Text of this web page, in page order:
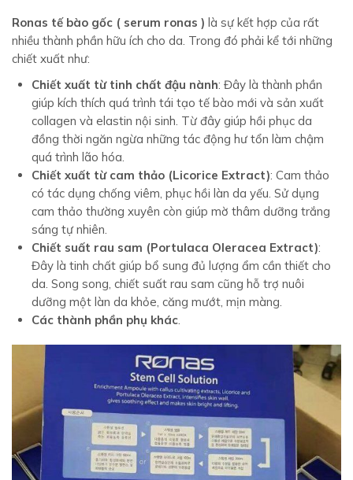
Ronas tế bào gốc ( serum ronas ) là sự kết hợp của rất
nhiều thành phần hữu ích cho da. Trong đó phải kể tới những
chiết xuất như:
Chiết xuất từ tinh chất đậu nành: Đây là thành phần
giúp kích thích quá trình tái tạo tế bào mới và sản xuất
collagen và elastin nội sinh. Từ đây giúp hồi phục da
đồng thời ngăn ngừa những tác động hư tổn làm chậm
quá trình lão hóa.
Chiết xuất từ cam thảo (Licorice Extract): Cam thảo
có tác dụng chống viêm, phục hồi làn da yếu. Sử dụng
cam thảo thường xuyên còn giúp mờ thâm dưỡng trắng
sáng tự nhiên.
Chiết suất rau sam (Portulaca Oleracea Extract):
Đây là tinh chất giúp bổ sung đủ lượng ẩm cần thiết cho
da. Song song, chiết suất rau sam cũng hỗ trợ nuôi
dưỡng một làn da khỏe, căng mướt, mịn màng.
Các thành phần phụ khác.